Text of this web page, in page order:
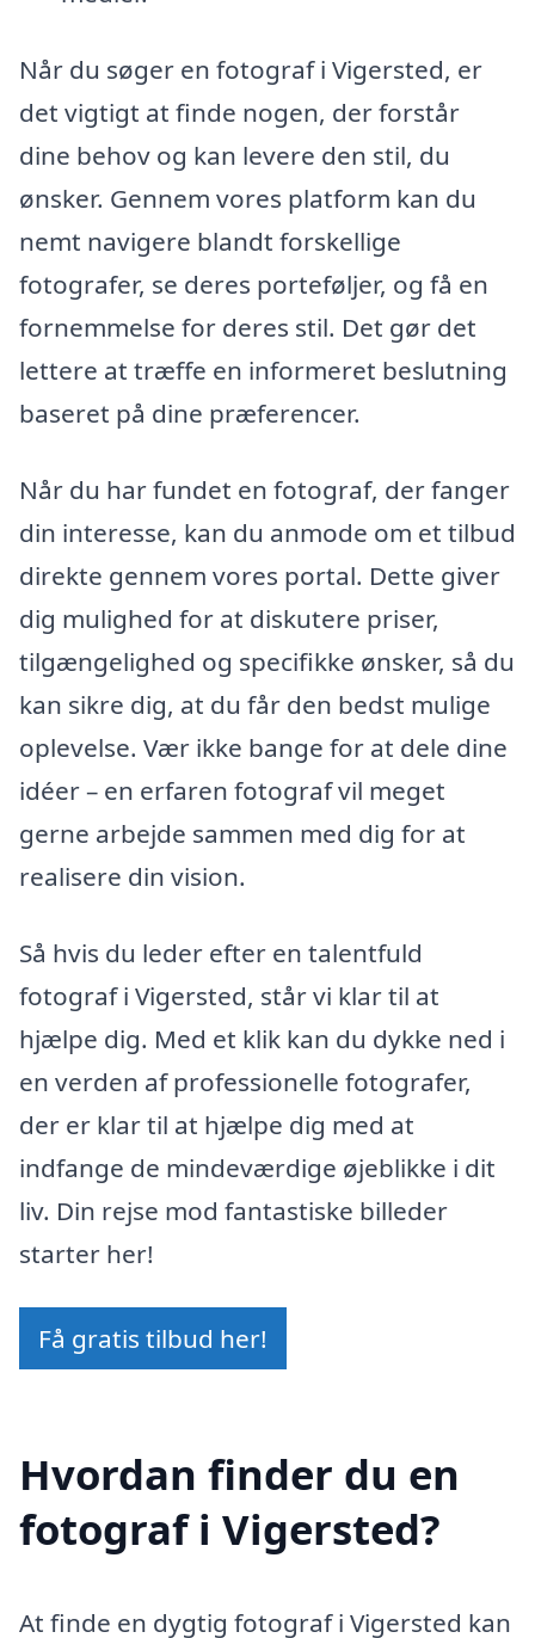
Når du søger en fotograf i Vigersted, er
det vigtigt at finde nogen, der forstår
dine behov og kan levere den stil, du
ønsker. Gennem vores platform kan du
nemt navigere blandt forskellige
fotografer, se deres porteføljer, og få en
fornemmelse for deres stil. Det gør det
lettere at træffe en informeret beslutning
baseret på dine præferencer.
Når du har fundet en fotograf, der fanger
din interesse, kan du anmode om et tilbud
direkte gennem vores portal. Dette giver
dig mulighed for at diskutere priser,
tilgængelighed og specifikke ønsker, så du
kan sikre dig, at du får den bedst mulige
oplevelse. Vær ikke bange for at dele dine
idéer – en erfaren fotograf vil meget
gerne arbejde sammen med dig for at
realisere din vision.
Så hvis du leder efter en talentfuld
fotograf i Vigersted, står vi klar til at
hjælpe dig. Med et klik kan du dykke ned i
en verden af professionelle fotografer,
der er klar til at hjælpe dig med at
indfange de mindeværdige øjeblikke i dit
liv. Din rejse mod fantastiske billeder
starter her!
Få gratis tilbud her!
Hvordan finder du en
fotograf i Vigersted?
At finde en dygtig fotograf i Vigersted kan